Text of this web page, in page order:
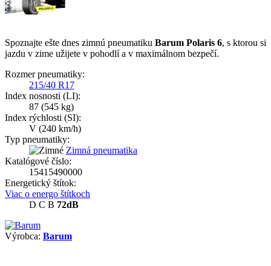
Spoznajte ešte dnes zimnú pneumatiku Barum Polaris 6, s ktorou si
jazdu v zime užijete v pohodlí a v maximálnom bezpečí.
Rozmer pneumatiky:
215/40 R17
Index nosnosti (LI):
87 (545 kg)
Index rýchlosti (SI):
V (240 km/h)
Typ pneumatiky:
Zimná pneumatika
Katalógové číslo:
15415490000
Energetický štítok:
Viac o energo štítkoch
D C B 72dB
Výrobca: Barum